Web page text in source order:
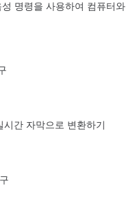
명령을 사용하여 컴퓨터와
간 자막으로 변환하기